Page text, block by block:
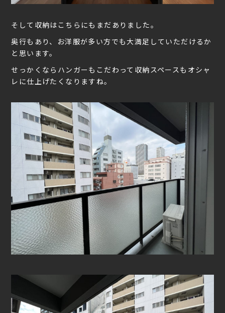
そして収納はこちらにもまだありました。
奥行もあり、お洋服が多い方でも大満足していただけるか
と思います。
せっかくならハンガーもこだわって収納スペースもオシャ
レに仕上げたくなりますね。